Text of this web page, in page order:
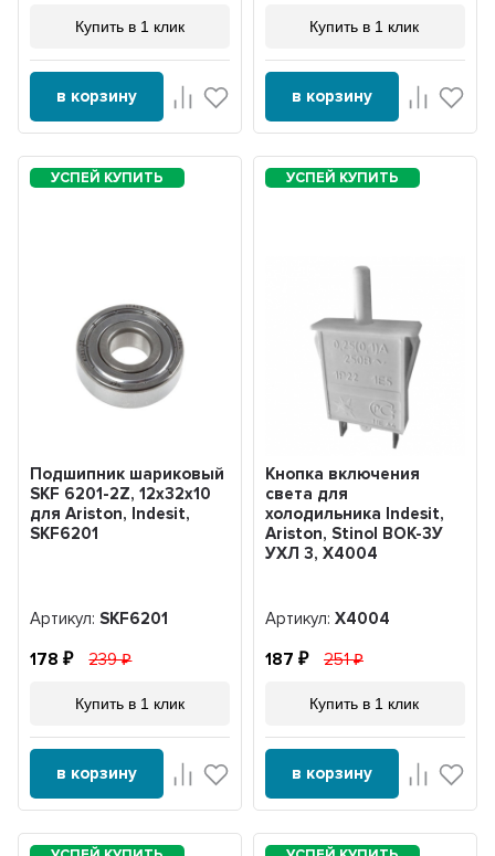
Купить в 1 клик
в корзину
Купить в 1 клик
в корзину
Подшипник шариковый
SKF 6201-2Z, 12х32х10
для Ariston, Indesit,
SKF6201
Артикул:SKF6201
178 239
Купить в 1 клик
в корзину
Кнопка включения
света для
холодильника Indesit,
Ariston, Stinol ВОК-3У
УХЛ 3, Х4004
Артикул: Х4004
187 251
Купить в 1 клик
в корзину